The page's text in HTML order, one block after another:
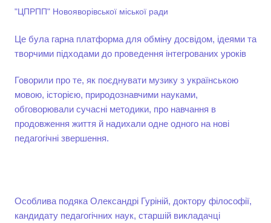
"ЦПРПП" Новояворівської міської ради
Це була гарна платформа для обміну досвідом, ідеями та
творчими підходами до проведення інтегрованих уроків
Говорили про те, як поєднувати музику з українською
мовою, історією, природознавчими науками,
обговорювали сучасні методики, про навчання в
продовження життя й надихали одне одного на нові
педагогічні звершення.
Особлива подяка Олександрі Гуріній, доктору філософії,
кандидату педагогічних наук, старшій викладачці